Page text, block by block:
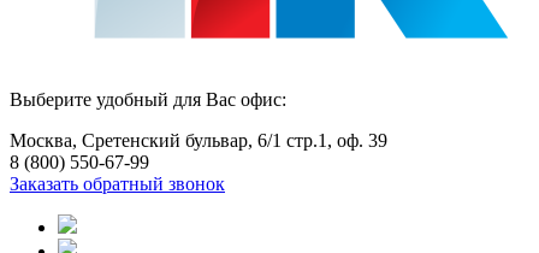
Выберите удобный для Вас офис:
Москва, Сретенский бульвар, 6/1 стр.1, оф. 39
8 (800) 550-67-99
Заказать обратный звонок